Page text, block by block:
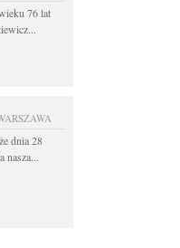
76 lat
dnia 28
nasza...